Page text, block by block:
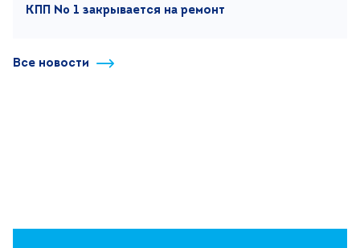
КПП № 1 закрывается на ремонт
Все новости